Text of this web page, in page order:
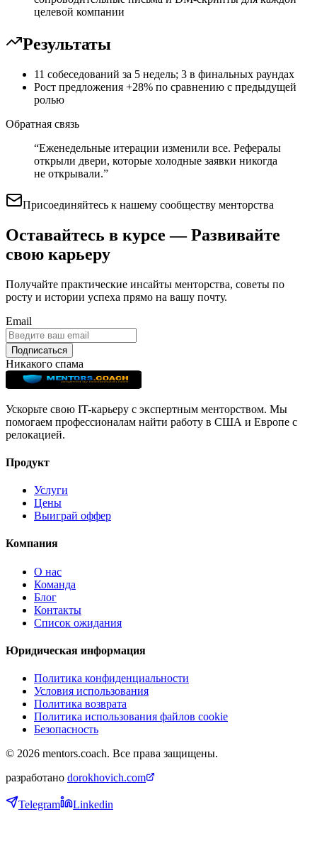
целевой компании
Результаты
11 собеседований за 5 недель; 3 в финальных раундах
Рост предложения +28% по сравнению с предыдущей
ролью
Обратная связь
“Еженедельные итерации изменили все. Рефералы
открыли двери, которые холодные заявки никогда
не открывали.”
Присоединяйтесь к нашему сообществу менторства
Оставайтесь в курсе — Развивайте
свою карьеру
Получайте практические инсайты менторства, советы по
росту и истории успеха прямо на вашу почту.
Email
Подписаться
Никакого спама
Ускорьте свою IT-карьеру с экспертным менторством. Мы
помогаем профессионалам найти работу в США и Европе с
релокацией.
Продукт
Услуги
Цены
Выиграй оффер
Компания
О нас
Команда
Блог
Контакты
Список ожидания
Юридическая информация
Политика конфиденциальности
Условия использования
Политика возврата
Политика использования файлов cookie
Безопасность
© 2026 mentors.coach. Все права защищены.
разработано dorokhovich.com
Telegram Linkedin